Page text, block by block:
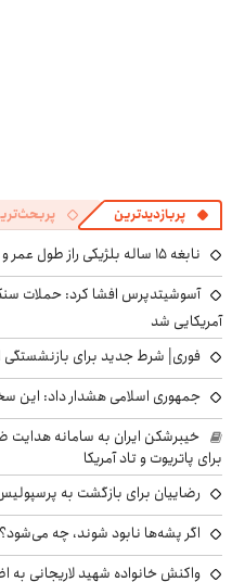
پربازدیدترین
نابغه ۱۵ ساله بلژیکی راز طول عمر و توقف پیری انسان را کشف می‌کند؟
آمریکایی شد
فوری| شرط جدید برای بازنشستگی
جمهوری اسلامی هشدار داد: این
خیبرشکن ایران به سامانه
برای پاتریوت و تاد آمریکا
رضاییان برای بازگشت به
اگر پشه‌ها نابود شوند، چه می‌شود؟
واکنش خانواده شهید لاریجانی به